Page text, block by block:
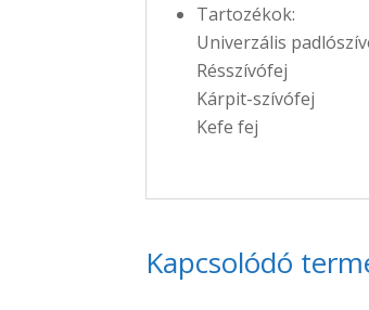
Tartozékok:
Univerzális
Résszívófej
Kárpit-szívófej
Kefe fej
Kapcsolódó